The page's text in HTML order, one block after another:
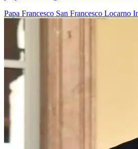
Papa Francesco San Francesco Locarno